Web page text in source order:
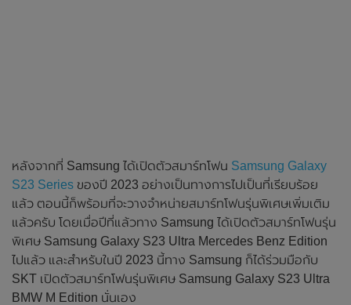
หลังจากที่ Samsung ได้เปิดตัวสมาร์ทโฟน Samsung Galaxy
S23 Series ของปี 2023 อย่างเป็นทางการไปเป็นที่เรียบร้อย
แล้ว ตอนนี้ก็พร้อมที่จะวางจำหน่ายสมาร์ทโฟนรุ่นพิเศษเพิ่มเติม
แล้วครับ โดยเมื่อปีที่แล้วทาง Samsung ได้เปิดตัวสมาร์ทโฟนรุ่น
พิเศษ Samsung Galaxy S23 Ultra Mercedes Benz Edition
ไปแล้ว และสำหรับในปี 2023 นี้ทาง Samsung ก็ได้ร่วมมือกับ
SKT เปิดตัวสมาร์ทโฟนรุ่นพิเศษ Samsung Galaxy S23 Ultra
BMW M Edition นั่นเอง